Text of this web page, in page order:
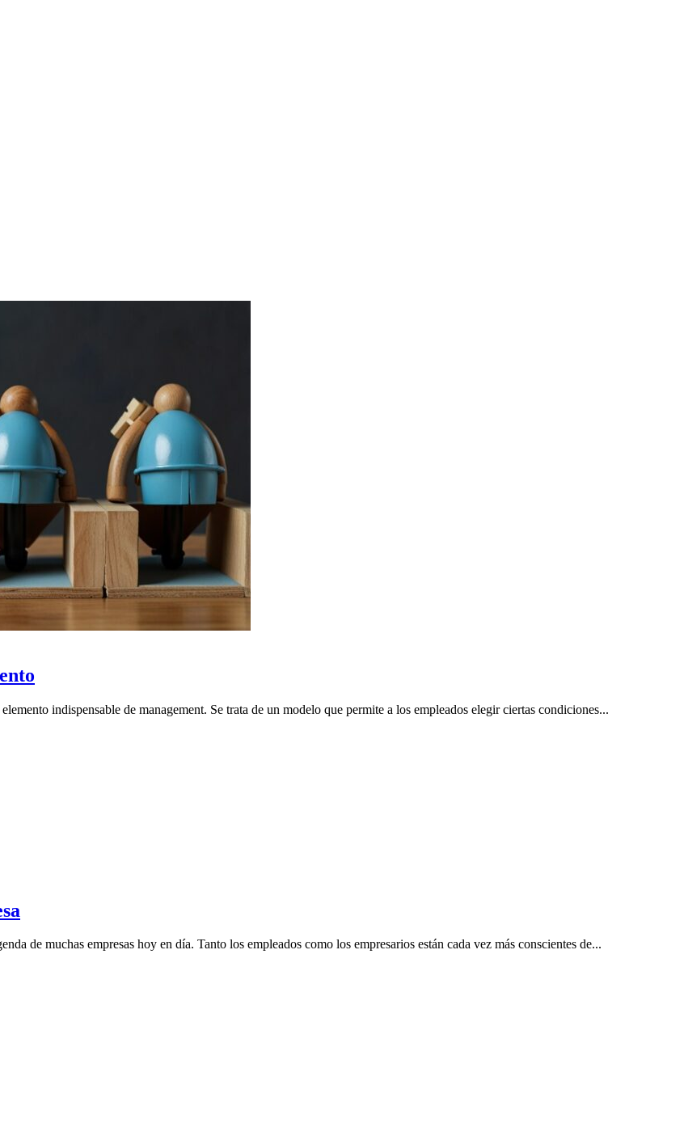
indispensable de management. Se trata de un modelo que permite a los empleados elegir ciertas condiciones...
de muchas empresas hoy en día. Tanto los empleados como los empresarios están cada vez más conscientes de...